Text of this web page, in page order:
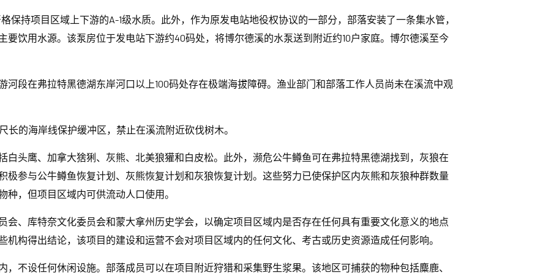
保持项目区域上下游的A-1级水质。此外，作为原发电站地役权协议的一部分，部落安装了一条集水管，
要饮用水源。该泵房位于发电站下游约40码处，将博尔德溪的水泵送到附近约10户家庭。博尔德溪至今
河段在弗拉特黑德湖东岸河口以上100码处存在极端海拔障碍。渔业部门和部落工作人员尚未在溪流中观
的海岸线保护缓冲区，禁止在溪流附近砍伐树木。
白头鹰、加拿大猞猁、灰熊、北美狼獾和白皮松。此外，濒危公牛鳟鱼可在弗拉特黑德湖找到，灰狼在
极参与公牛鳟鱼恢复计划、灰熊恢复计划和灰狼恢复计划。这些努力已使保护区内灰熊和灰狼种群数量
，但项目区域内可供流动人口使用。
会、库特奈文化委员会和蒙大拿州历史学会，以确定项目区域内是否存在任何具有重要文化意义的地点
机构得出结论，该项目的建设和运营不会对项目区域内的任何文化、考古或历史资源造成任何影响。
不设任何休闲设施。部落成员可以在项目附近狩猎和采集野生浆果。该地区可捕获的物种包括麋鹿、